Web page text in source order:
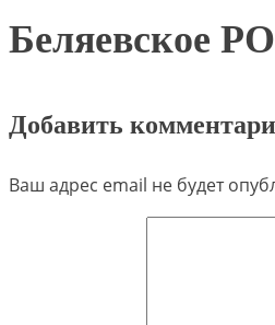
Беляевское
Добавить
Ваш адрес email не будет